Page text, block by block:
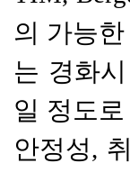
의 가능
는 경화
일 정도
안정성,